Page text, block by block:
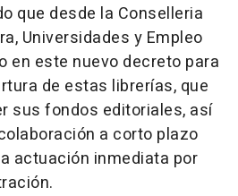
que desde la Conselleria
Universidades y Empleo
en este nuevo decreto para
de estas librerías, que
sus fondos editoriales, así
a corto plazo
actuación inmediata por